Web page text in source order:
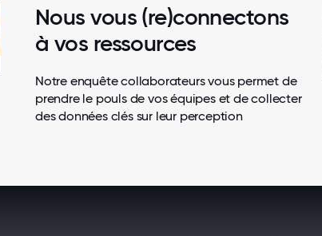
Nous vous (re)connectons
à vos ressources
Notre enquête collaborateurs vous permet de
prendre le pouls de vos équipes et de collecter
des données clés sur leur perception